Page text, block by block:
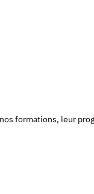
formations, leur